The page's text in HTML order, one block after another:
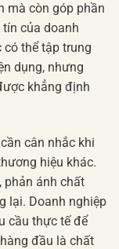
mà còn góp phần
của doanh
có thể tập trung
dụng, nhưng
khẳng định
cân nhắc khi
hiệu khác.
, phản ánh chất
lại. Doanh nghiệp
cầu thực tế để
đầu là chất